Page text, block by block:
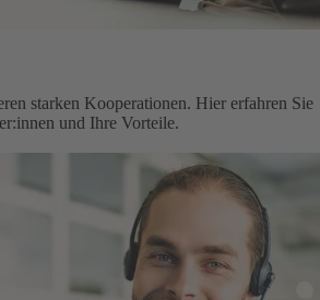
starken Kooperationen. Hier erfahren Sie
und Ihre Vorteile.